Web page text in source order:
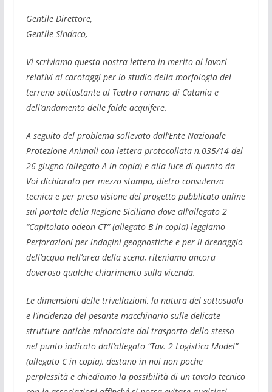
Gentile Direttore,
Gentile Sindaco,
Vi scriviamo questa nostra lettera in merito ai lavori
relativi ai carotaggi per lo studio della morfologia del
terreno sottostante al Teatro romano di Catania e
dell’andamento delle falde acquifere.
A seguito del problema sollevato dall’Ente Nazionale
Protezione Animali con lettera protocollata n.035/14 del
26 giugno (allegato A in copia) e alla luce di quanto da
Voi dichiarato per mezzo stampa, dietro consulenza
tecnica e per presa visione del progetto pubblicato online
sul portale della Regione Siciliana dove all’allegato 2
“Capitolato odeon CT” (allegato B in copia) leggiamo
Perforazioni per indagini geognostiche e per il drenaggio
dell’acqua nell’area della scena, riteniamo ancora
doveroso qualche chiarimento sulla vicenda.
Le dimensioni delle trivellazioni, la natura del sottosuolo
e l’incidenza del pesante macchinario sulle delicate
strutture antiche minacciate dal trasporto dello stesso
nel punto indicato dall’allegato “Tav. 2 Logistica Model”
(allegato C in copia), destano in noi non poche
perplessità e chiediamo la possibilità di un tavolo tecnico